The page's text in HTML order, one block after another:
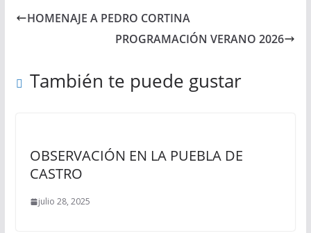
HOMENAJE A PEDRO CORTINA
PROGRAMACIÓN VERANO 2026
También te puede gustar
OBSERVACIÓN EN LA PUEBLA DE
CASTRO
julio 28, 2025